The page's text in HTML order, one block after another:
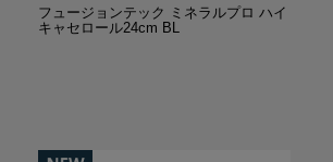
フュージョンテック ミネラルプロ ハイ
キャセロール24cm BL